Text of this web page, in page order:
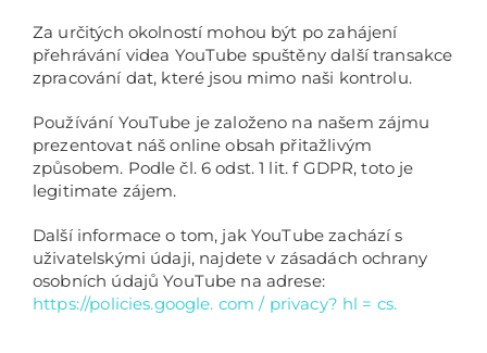
Za určitých okolností mohou být po zahájení
přehrávání videa YouTube spuštěny další transakce
zpracování dat, které jsou mimo naši kontrolu.
Používání YouTube je založeno na našem zájmu
prezentovat náš online obsah přitažlivým
způsobem. Podle čl. 6 odst. 1 lit. f GDPR, toto je
legitimate zájem.
Další informace o tom, jak YouTube zachází s
uživatelskými údaji, najdete v zásadách ochrany
osobních údajů YouTube na adrese:
https://policies.google. com / privacy? hl = cs.